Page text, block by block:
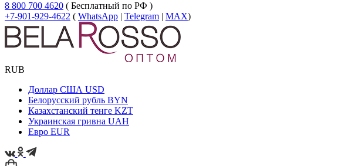
8 800 700 4620 ( Бесплатный по РФ )
+7-901-929-4622 ( WhatsApp | Telegram | MAX)
RUB
Доллар США USD
Белорусский рубль BYN
Казахстанский тенге KZT
Украинская гривна UAH
Евро EUR